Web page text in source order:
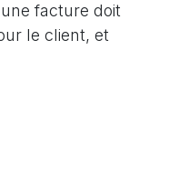
facture doit
le client, et